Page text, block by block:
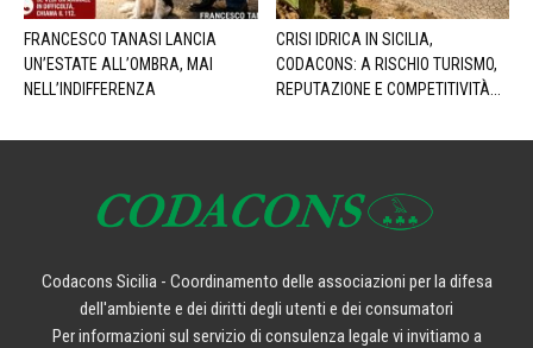
FRANCESCO TANASI LANCIA
UN’ESTATE ALL’OMBRA, MAI
NELL’INDIFFERENZA
CRISI IDRICA IN SICILIA,
CODACONS: A RISCHIO TURISMO,
REPUTAZIONE E COMPETITIVITÀ...
Codacons Sicilia - Coordinamento delle associazioni per la difesa
dell'ambiente e dei diritti degli utenti e dei consumatori
Per informazioni sul servizio di consulenza legale vi invitiamo a